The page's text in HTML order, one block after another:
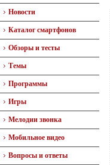
Новости
Каталог смартфонов
Обзоры и тесты
Темы
Программы
Игры
Мелодии звонка
Мобильное видео
Вопросы и ответы